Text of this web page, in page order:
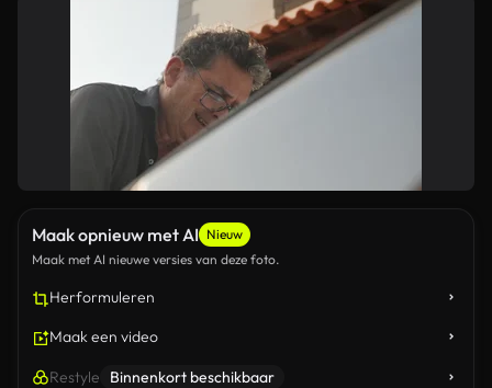
Maak opnieuw met AI Nieuw
Maak met AI nieuwe versies van deze foto.
Herformuleren
Maak een video
Restyle Binnenkort beschikbaar